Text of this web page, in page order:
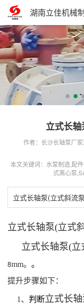
湖南立佳机械
立式长
作者：长沙长轴泵厂
本文关键词：水泵制造,配
式离心泵
立式长轴泵(立式斜流
立式长轴泵(立式
立式长轴泵(立
8mm。 。
提升步骤如下：
1 、 判断立式长轴